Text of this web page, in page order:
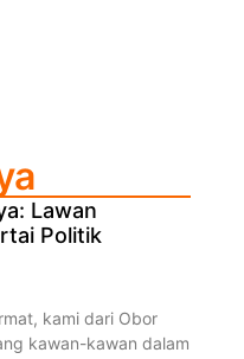
Lawan
Politik
kami dari Obor
kawan-kawan dalam